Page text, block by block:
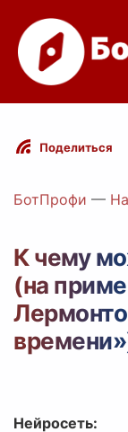
Режимы
Цены
Вход
Поделиться
БотПрофи —
К чему
(на
Нейросеть: